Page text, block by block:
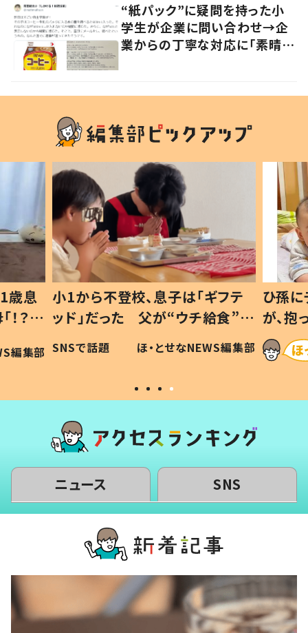
“紙パック”に疑問を持った小
学生が企業に問い合わせ→企
業からの丁寧な対応に「素晴ら
歳息
？」
編集部
小1から不登校、息子は「ギフテ
ッド」だった 父が“ウチ給食”を
作り続ける理由とは #令和の親
#令和の子
SNSで話題 ほ・とせなNEWS編集部
ひ孫
が、
「涙が
い」
ニュース SNS